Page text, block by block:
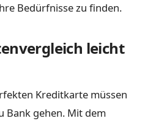
Bedürfnisse zu finden.
leicht
Kreditkarte müssen
Bank gehen. Mit dem